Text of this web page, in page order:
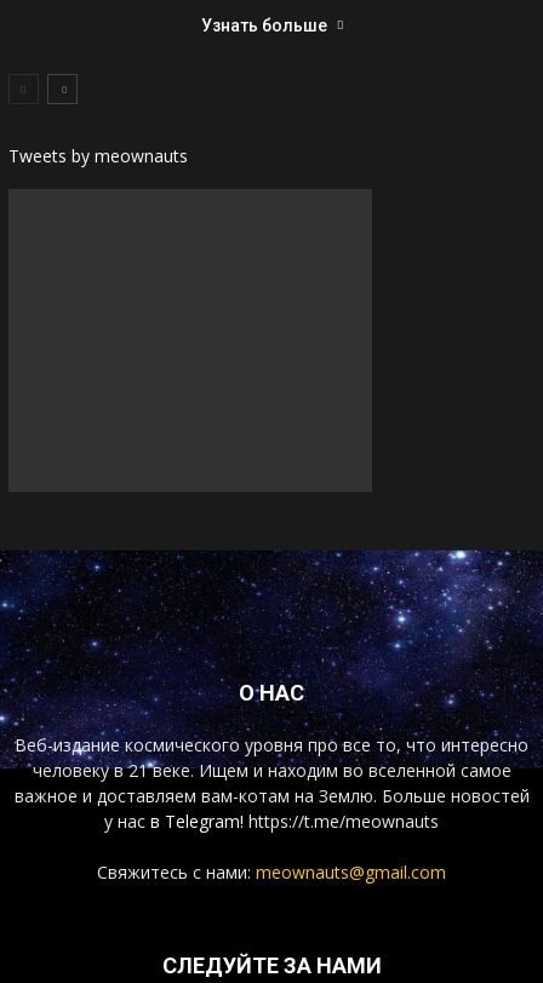
Узнать больше
Tweets by meownauts
О НАС
Веб-издание космического уровня про все то, что интересно
человеку в 21 веке. Ищем и находим во вселенной самое
важное и доставляем вам-котам на Землю. Больше новостей
у нас в Telegram! https://t.me/meownauts
Свяжитесь с нами: meownauts@gmail.com
СЛЕДУЙТЕ ЗА НАМИ